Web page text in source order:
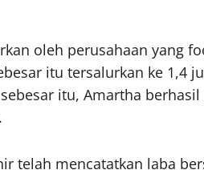
oleh perusahaan yang
itu tersalurkan ke 1,4
itu, Amartha
telah mencatatkan laba